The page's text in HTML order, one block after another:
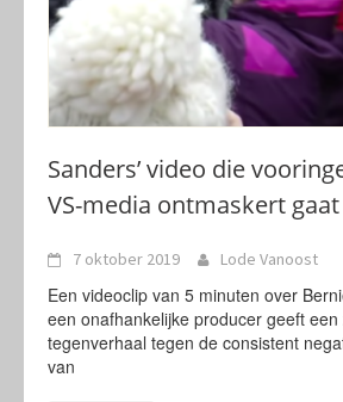
Sanders’ video die
VS-media ontmaskert
7 oktober 2019 Lode Vanoost
Een videoclip van 5 minuten over
een onafhankelijke producer geeft
tegenverhaal tegen de consistent
van